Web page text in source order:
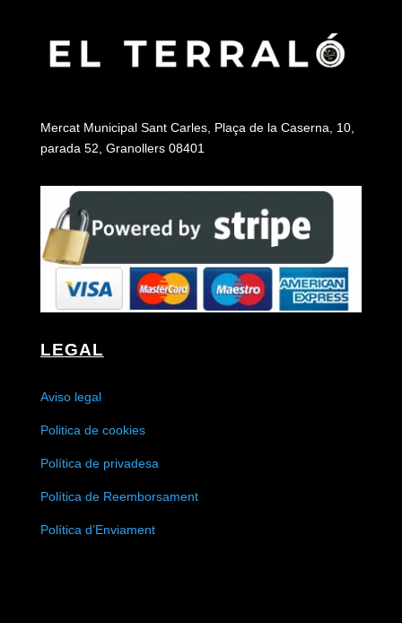
Mercat Municipal Sant Carles, Plaça de la Caserna, 10,
parada 52, Granollers 08401
LEGAL
Aviso legal
Politica de cookies
Política de privadesa
Política de Reemborsament
Política d’Enviament